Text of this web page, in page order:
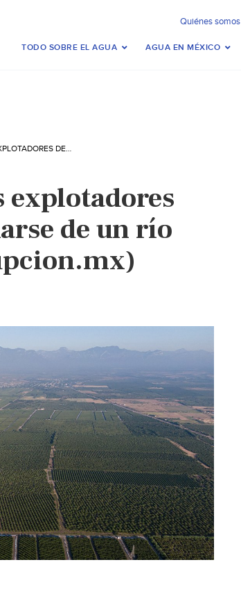
Quiénes somos
TODO SOBRE EL AGUA AGUA EN MÉXICO
NUEVO LEÓN: LOS EXPLOTADORES DEL AGUA: ADUEÑARSE DE UN RÍO (CONTRA LA CORRUPCION.MX)
explotadores
de un río